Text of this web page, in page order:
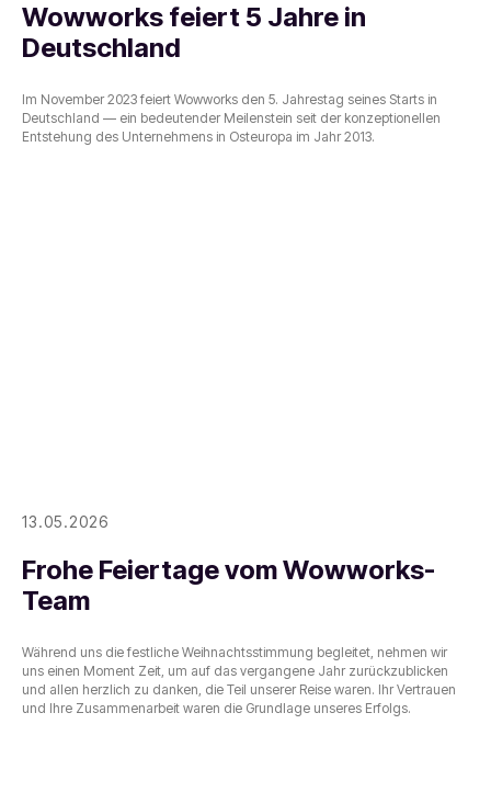
Wowworks feiert 5 Jahre in
Deutschland
Im November 2023 feiert Wowworks den 5. Jahrestag seines Starts in
Deutschland — ein bedeutender Meilenstein seit der konzeptionellen
Entstehung des Unternehmens in Osteuropa im Jahr 2013.
13.05.2026
Frohe Feiertage vom Wowworks-
Team
Während uns die festliche Weihnachtsstimmung begleitet, nehmen wir
uns einen Moment Zeit, um auf das vergangene Jahr zurückzublicken
und allen herzlich zu danken, die Teil unserer Reise waren. Ihr Vertrauen
und Ihre Zusammenarbeit waren die Grundlage unseres Erfolgs.